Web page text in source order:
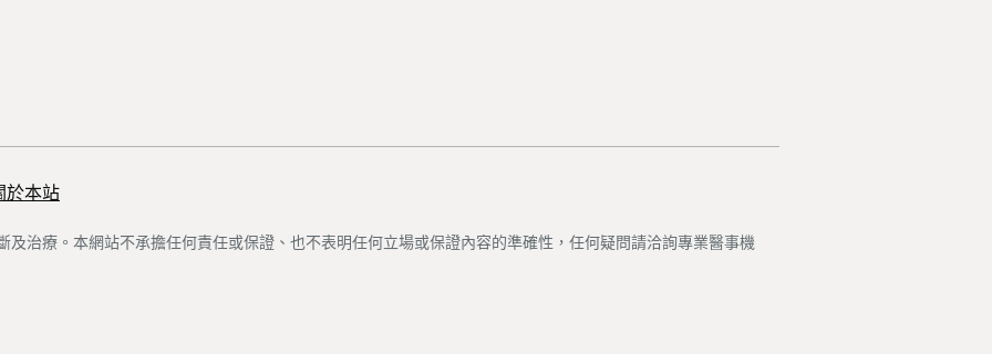
於本站
及治療。本網站不承擔任何責任或保證、也不表明任何立場或保證內容的準確性，任何疑問請洽詢專業醫事機